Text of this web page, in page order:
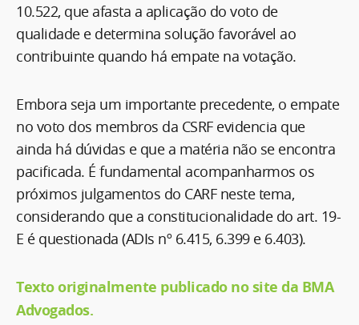
10.522, que afasta a aplicação do voto de
qualidade e determina solução favorável ao
contribuinte quando há empate na votação.
Embora seja um importante precedente, o empate
no voto dos membros da CSRF evidencia que
ainda há dúvidas e que a matéria não se encontra
pacificada. É fundamental acompanharmos os
próximos julgamentos do CARF neste tema,
considerando que a constitucionalidade do art. 19-
E é questionada (ADIs nº 6.415, 6.399 e 6.403).
Texto originalmente publicado no site da BMA
Advogados.